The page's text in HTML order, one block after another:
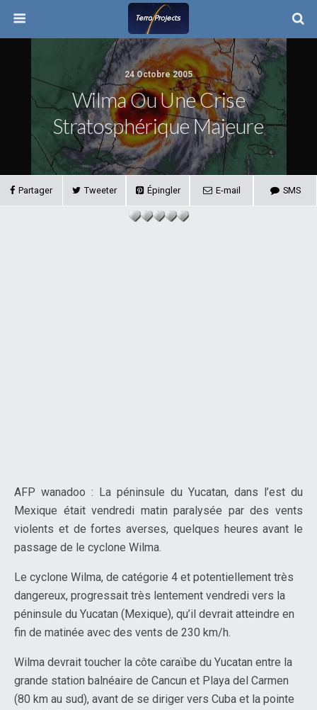
24 Octobre 2005
Wilma Ou Une Crise
Stratosphérique Majeure
Partager Tweeter Épingler E-mail SMS
AFP wanadoo : La péninsule du Yucatan, dans l’est du
Mexique était vendredi matin paralysée par des vents
violents et de fortes averses, quelques heures avant le
passage de le cyclone Wilma.
Le cyclone Wilma, de catégorie 4 et potentiellement très
dangereux, progressait très lentement vendredi vers la
péninsule du Yucatan (Mexique), qu’il devrait atteindre en
fin de matinée avec des vents de 230 km/h.
Wilma devrait toucher la côte caraïbe du Yucatan entre la
grande station balnéaire de Cancun et Playa del Carmen
(80 km au sud), avant de se diriger vers Cuba et la pointe